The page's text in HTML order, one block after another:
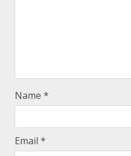
Name *
Email *